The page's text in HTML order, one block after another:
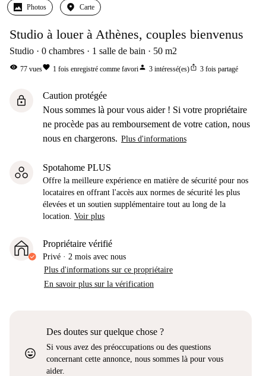
Photos Carte
Studio à louer à Athènes, couples bienvenus
Studio 0 chambres 1 salle de bain 50 m2
visibility 77 vuesfavorite 1 fois enregistré comme favoriperson 3 intéressé(es)ios_share 3 fois partagé
lock
Caution protégée
Nous sommes là pour vous aider ! Si votre propriétaire
ne procède pas au remboursement de votre cation, nous
nous en chargerons. Plus d'informations
Spotahome PLUS
Offre la meilleure expérience en matière de sécurité pour nos
locataires en offrant l'accès aux normes de sécurité les plus
élevées et un soutien supplémentaire tout au long de la
location. Voir plus
Propriétaire vérifié
Privé · 2 mois avec nous
Plus d'informations sur ce propriétaire
En savoir plus sur la vérification
sentiment_very_satisfied
Des doutes sur quelque chose ?
Si vous avez des préoccupations ou des questions
concernant cette annonce, nous sommes là pour vous
aider.